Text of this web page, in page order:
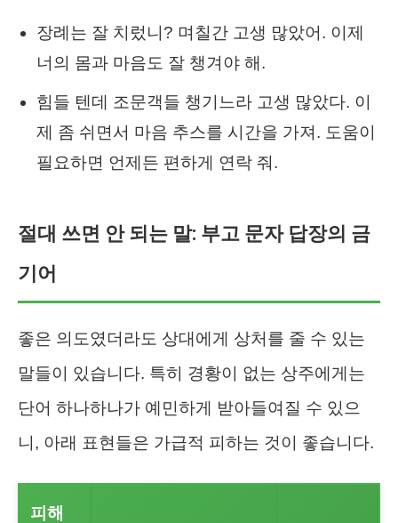
장례는 잘 치렀니? 며칠간 고생 많았어. 이제
너의 몸과 마음도 잘 챙겨야 해.
힘들 텐데 조문객들 챙기느라 고생 많았다. 이
제 좀 쉬면서 마음 추스를 시간을 가져. 도움이
필요하면 언제든 편하게 연락 줘.
절대 쓰면 안 되는 말: 부고 문자 답장의 금
기어
좋은 의도였더라도 상대에게 상처를 줄 수 있는
말들이 있습니다. 특히 경황이 없는 상주에게는
단어 하나하나가 예민하게 받아들여질 수 있으
니, 아래 표현들은 가급적 피하는 것이 좋습니다.
피해